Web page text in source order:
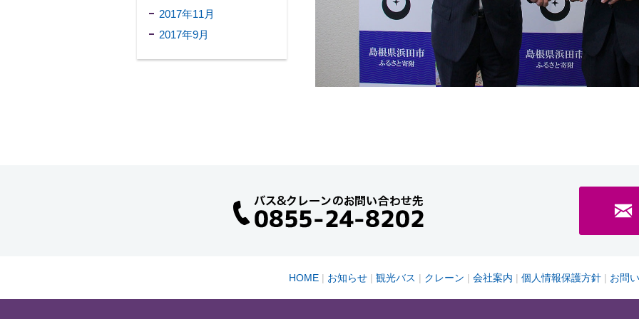
2017年11月
2017年9月
HOME お知らせ 観光バス クレーン 会社案内 個人情報保護方針 お問